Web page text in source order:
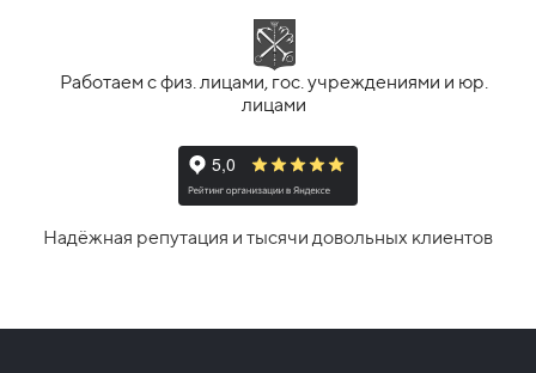
Работаем с физ. лицами, гос. учреждениями и юр.
лицами
Надёжная репутация и тысячи довольных клиентов